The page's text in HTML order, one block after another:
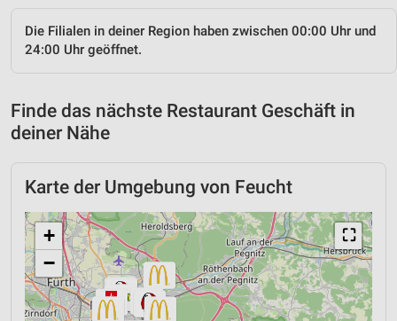
Die Filialen in deiner Region haben zwischen 00:00 Uhr und
24:00 Uhr geöffnet.
Finde das nächste Restaurant Geschäft in
deiner Nähe
Karte der Umgebung von Feucht
⛶
+
−